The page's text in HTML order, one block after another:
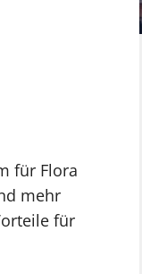
für Flora
mehr
für